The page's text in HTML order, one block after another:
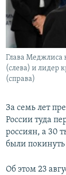
ПОБЕДИТЕЛЕЙ
УКРАИНСКАЯ
Все сайты
Глава Меджлиса
(слева) и лидер
(справа)
За семь лет
России туда
россиян, а 30
были покинуть
Об этом 23